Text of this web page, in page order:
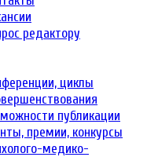
редактору
циклы
публикации
премии, конкурсы
медико-